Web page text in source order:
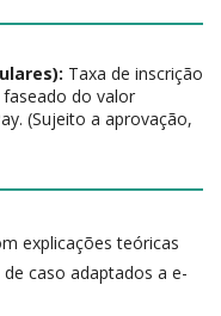
Taxa de inscrição
do valor
(Sujeito a aprovação,
explicações teóricas
caso adaptados a e-